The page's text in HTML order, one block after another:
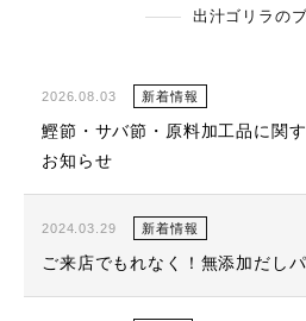
出汁ゴリラの
2026.08.03 新着情報
鰹節・サバ節・原料加工品に関
お知らせ
2024.03.29 新着情報
ご来店でもれなく！無添加だし